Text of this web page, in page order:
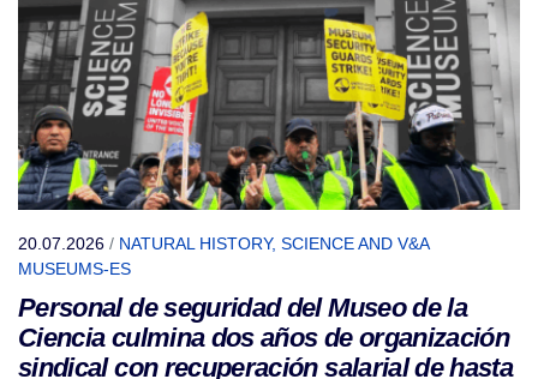
20.07.2026 / NATURAL HISTORY, SCIENCE AND V&A
MUSEUMS-ES
Personal de seguridad del Museo de la
Ciencia culmina dos años de organización
sindical con recuperación salarial de hasta